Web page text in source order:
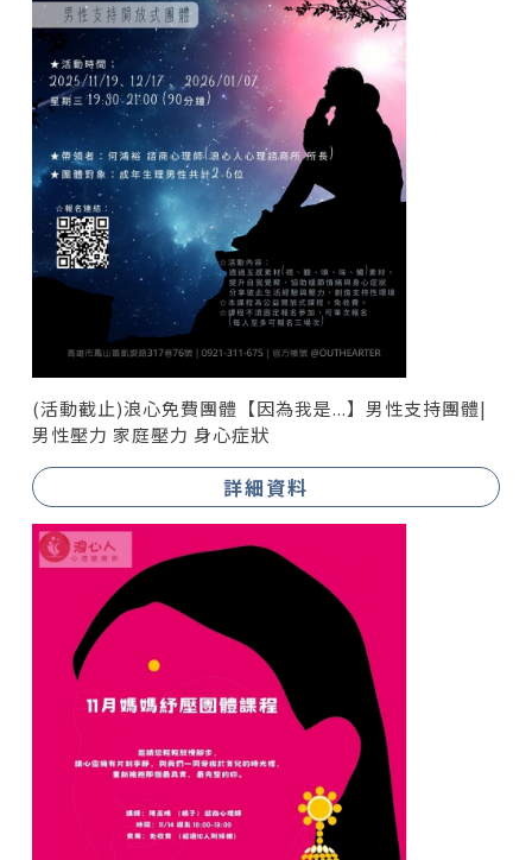
(活動截止)浪心免費團體【因為我是...】男性支持團體|
男性壓力 家庭壓力 身心症狀
詳細資料